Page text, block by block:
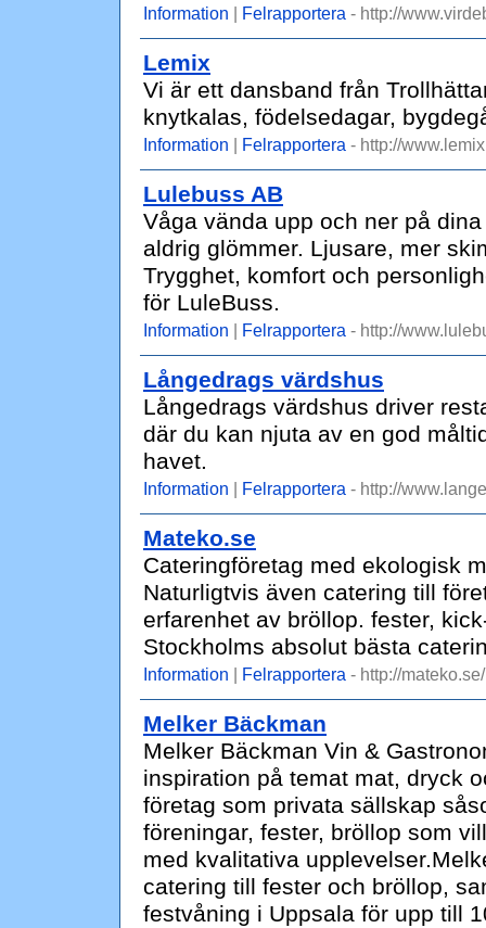
Information | Felrapportera - http://
Lemix
Vi är ett dansband från
knytkalas, födelsedagar,
Information | Felrapportera - http://
Lulebuss AB
Våga vända upp och ner på
aldrig glömmer. Ljusare, mer
Trygghet, komfort och
för LuleBuss.
Information | Felrapportera - http://
Långedrags värdshus
Långedrags värdshus driver
där du kan njuta av en god
havet.
Information | Felrapportera - http://
Mateko.se
Cateringföretag med ekologisk
Naturligtvis även catering till
erfarenhet av bröllop. fester,
Stockholms absolut bästa
Information | Felrapportera - http://mateko.se/
Melker Bäckman
Melker Bäckman Vin &
inspiration på temat mat, dryck
företag som privata sällskap
föreningar, fester, bröllop som
med kvalitativa
catering till fester och bröllop,
festvåning i Uppsala för upp till